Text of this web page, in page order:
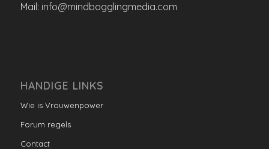
Mail: info@mindbogglingmedia.com
HANDIGE LINKS
Wie is Vrouwenpower
Forum regels
Contact